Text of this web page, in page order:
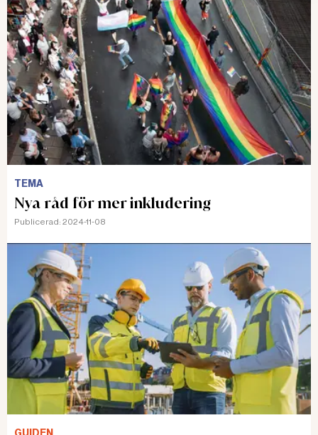
TEMA
Nya råd för mer inkludering
Publicerad: 2024-11-08